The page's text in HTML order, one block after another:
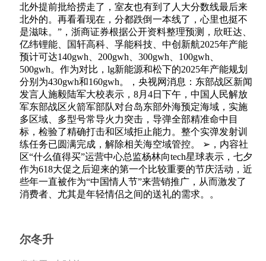
北外提前批给捞走了，室友也有到了人大分数线最后来
北外的。再看看现在，分都跌倒一本线了，心里也挺不
是滋味。”，浙商证券根据公开资料整理预测，欣旺达、
亿纬锂能、国轩高科、孚能科技、中创新航2025年产能
预计可达140gwh、200gwh、300gwh、100gwh、
500gwh。作为对比，lg新能源和松下的2025年产能规划
分别为430gwh和160gwh。，央视网消息：东部战区新闻
发言人施毅陆军大校表示，8月4日下午，中国人民解放
军东部战区火箭军部队对台岛东部外海预定海域，实施
多区域、多型号常导火力突击，导弹全部精准命中目
标，检验了精确打击和区域拒止能力。整个实弹发射训
练任务已圆满完成，解除相关海空域管控。 ➢，内容社
区“什么值得买”运营中心总监杨林向tech星球表示，七夕
作为618大促之后迎来的第一个比较重要的节庆活动，近
些年一直被作为“中国情人节”来营销推广，从而激发了
消费者、尤其是年轻情侣之间的送礼的需求。。
尔冬升